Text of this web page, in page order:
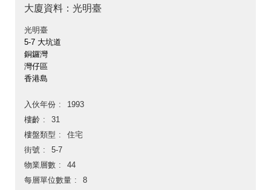
大廈資料：光明臺
光明臺
5-7 大坑道
銅鑼灣
灣仔區
香港島
入伙年份
1993
樓齡
31
樓盤類型
住宅
街號
5-7
物業層數
44
每層單位數量
8